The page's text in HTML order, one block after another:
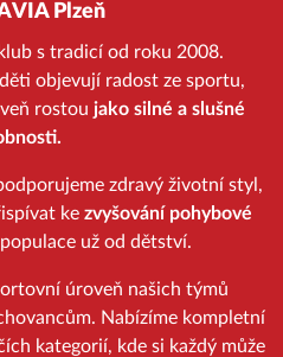
Plzeň
s tradicí od roku 2008.
objevují radost ze sportu,
rostou jako silné a slušné
zdravý životní styl,
kezvyšování pohybové
už od dětství.
úroveň našich týmů
Nabízíme kompletní
kategorií, kde si každý může